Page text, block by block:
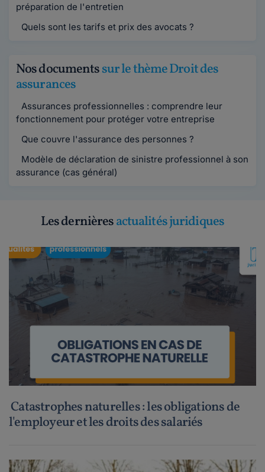
préparation de l'entretien
Quels sont les tarifs et prix des avocats ?
Nos documentssur le thème Droit des
assurances
Assurances professionnelles : comprendre leur
fonctionnement pour protéger votre entreprise
Que couvre l'assurance des personnes ?
Modèle de déclaration de sinistre professionnel à son
assurance (cas général)
Les dernièresactualités juridiques
Catastrophes naturelles : les obligations de
l'employeur et les droits des salariés